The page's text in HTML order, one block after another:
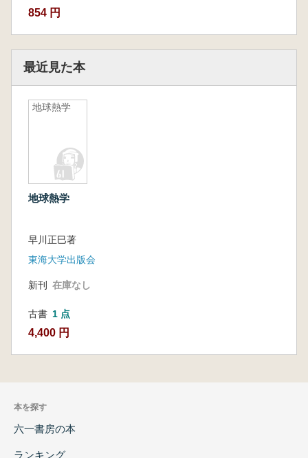
854 円
最近見た本
地球熱学
地球熱学
早川正巳著
東海大学出版会
新刊 在庫なし
古書 1 点
4,400 円
本を探す
六一書房の本
ランキング